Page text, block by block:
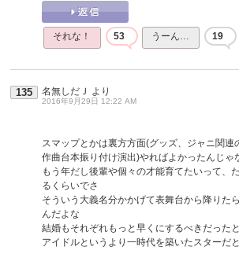
それな！ 53 うーん… 19
135 名無しだＪ より
2016年9月29日 12:22 AM
スマップとかは裏方方面(グッズ、ジャニ関連
作曲台本振り付け演出)やればよかったんじゃ
もう年だし後輩や個々の才能育てたいって、
るくらいでさ
そういう大義名分かかげて表舞台から降りた
んだよな
結婚もそれぞれもっと早くにするべきだった
アイドルというより一時代を築いたスターだ